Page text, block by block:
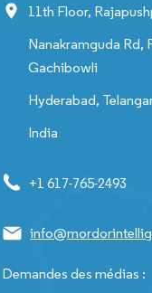
11th Floor,
Nanakramguda Rd,
Gachibowli
Hyderabad,
India
+1 617-765-2493
Demandes des médias :